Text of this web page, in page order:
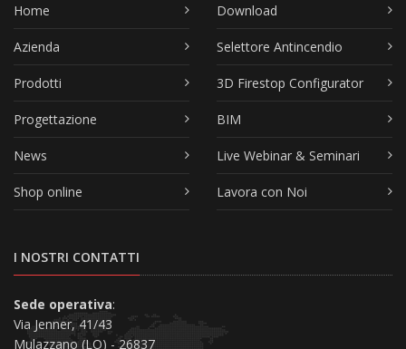
Home
Azienda
Prodotti
Progettazione
News
Shop online
Download
Selettore Antincendio
3D Firestop Configurator
BIM
Live Webinar & Seminari
Lavora con Noi
I NOSTRI CONTATTI
Sede operativa:
Via Jenner, 41/43
Mulazzano (LO) - 26837